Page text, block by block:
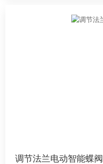
调节法兰电动智能蝶阀